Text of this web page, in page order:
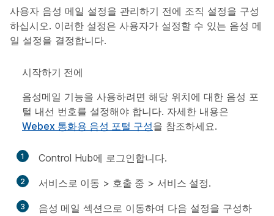
사용자 음성 메일 설정을 관리하기 전에 조직 설정을 구성
하십시오. 이러한 설정은 사용자가 설정할 수 있는 음성 메
일 설정을 결정합니다.
시작하기 전에
음성메일 기능을 사용하려면 해당 위치에 대한 음성 포
털 내선 번호를 설정해야 합니다. 자세한 내용은
Webex 통화용 음성 포털 구성을 참조하세요.
1 Control Hub에 로그인합니다.
2 서비스로 이동 > 호출 중 > 서비스 설정.
3 음성 메일 섹션으로 이동하여 다음 설정을 구성하